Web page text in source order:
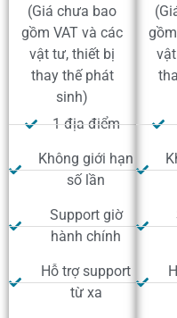
(Giá chưa bao
gồm VAT và các
vật tư, thiết bị
thay thế phát
sinh)
1 địa điểm
Không giới hạn
số lần
Support giờ
hành chính
Hỗ trợ support
từ xa